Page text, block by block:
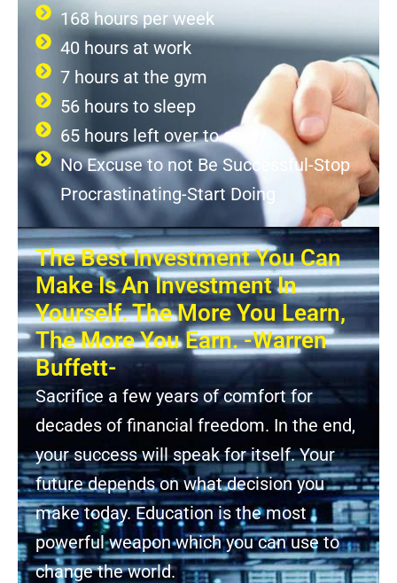
168 hours per week
40 hours at work
7 hours at the gym
56 hours to sleep
65 hours left over to study
No Excuse to not Be Successful-Stop
Procrastinating-Start Doing
The Best Investment You Can
Make Is An Investment In
Yourself. The More You Learn,
The More You Earn. -Warren
Buffett-
Sacrifice a few years of comfort for
decades of financial freedom. In the end,
your success will speak for itself. Your
future depends on what decision you
make today. Education is the most
powerful weapon which you can use to
change the world.